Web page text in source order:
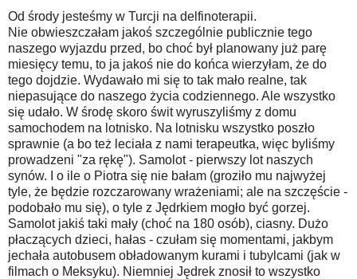
Od środy jesteśmy w Turcji na delfinoterapii.
Nie obwieszczałam jakoś szczególnie publicznie tego
naszego wyjazdu przed, bo choć był planowany już parę
miesięcy temu, to ja jakoś nie do końca wierzyłam, że do
tego dojdzie. Wydawało mi się to tak mało realne, tak
niepasujące do naszego życia codziennego. Ale wszystko
się udało. W środę skoro świt wyruszyliśmy z domu
samochodem na lotnisko. Na lotnisku wszystko poszło
sprawnie (a bo też leciała z nami terapeutka, więc byliśmy
prowadzeni "za rękę"). Samolot - pierwszy lot naszych
synów. I o ile o Piotra się nie bałam (groziło mu najwyżej
tyle, że będzie rozczarowany wrażeniami; ale na szczęście -
podobało mu się), o tyle z Jędrkiem mogło być gorzej.
Samolot jakiś taki mały (choć na 180 osób), ciasny. Dużo
płaczących dzieci, hałas - czułam się momentami, jakbym
jechała autobusem obładowanym kurami i tubylcami (jak w
filmach o Meksyku). Niemniej Jędrek znosił to wszystko